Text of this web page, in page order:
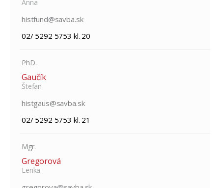
Anna
histfund@savba.sk
02/ 5292 5753 kl. 20
PhD.
Gaučík
Štefan
histgaus@savba.sk
02/ 5292 5753 kl. 21
Mgr.
Gregorová
Lenka